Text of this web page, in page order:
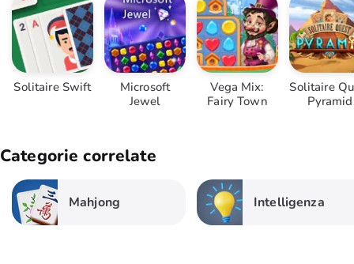
Solitaire Swift
Microsoft
Jewel
Vega Mix:
Fairy Town
Solitaire
Pyramid
Categorie correlate
Mahjong Intelligenza